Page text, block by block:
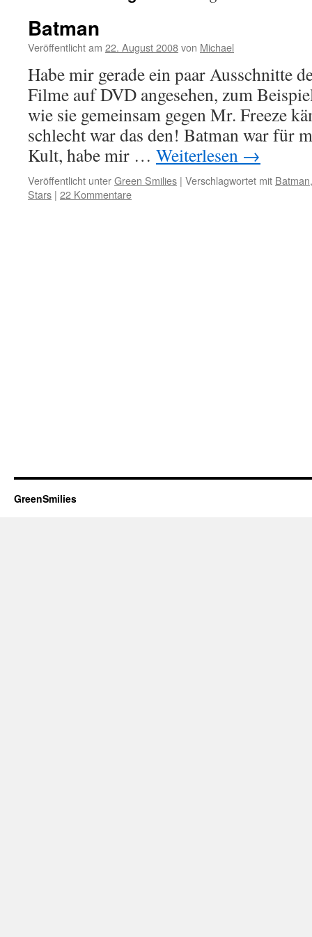
Batman
Veröffentlicht am 22. August 2008von Michael
Habe mir gerade ein paar Ausschnitte
Filme auf DVD angesehen, zum
wie sie gemeinsam gegen Mr. Freeze
schlecht war das den! Batman war für
Kult, habe mir … Weiterlesen →
Veröffentlicht unterGreen Smilies | Verschlagwortet mit Batman
Stars | 22 Kommentare
GreenSmilies